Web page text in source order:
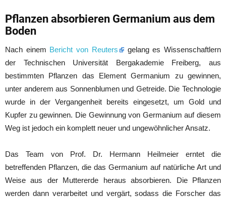
Pflanzen absorbieren Germanium aus dem
Boden
Nach einem Bericht von Reuters
gelang es Wissenschaftlern
der Technischen Universität Bergakademie Freiberg, aus
bestimmten Pflanzen das Element Germanium zu gewinnen,
unter anderem aus Sonnenblumen und Getreide. Die Technologie
wurde in der Vergangenheit bereits eingesetzt, um Gold und
Kupfer zu gewinnen. Die Gewinnung von Germanium auf diesem
Weg ist jedoch ein komplett neuer und ungewöhnlicher Ansatz.
Das Team von Prof. Dr. Hermann Heilmeier erntet die
betreffenden Pflanzen, die das Germanium auf natürliche Art und
Weise aus der Muttererde heraus absorbieren. Die Pflanzen
werden dann verarbeitet und vergärt, sodass die Forscher das